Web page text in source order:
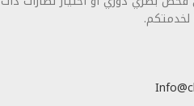
لخدمتكم.